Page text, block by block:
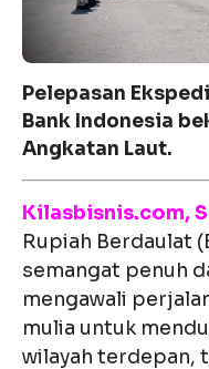
Pelepasan
Bank Indonesia
Angkatan Laut.
Kilasbisnis.com,
Rupiah Berdaulat
semangat penuh
mengawali
mulia untuk
wilayah terdepan,